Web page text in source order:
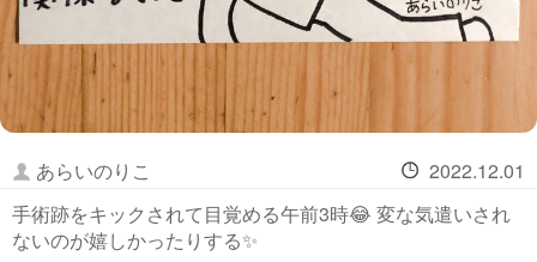
あらいのりこ
2022.12.01
手術跡をキックされて目覚める午前3時😂 変な気遣いされ
ないのが嬉しかったりする✨